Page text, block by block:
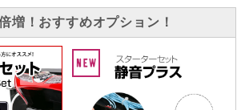
増！おすすめオプション！